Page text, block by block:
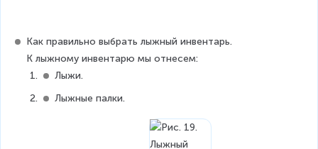
Как правильно выбрать лыжный инвентарь.
К лыжному инвентарю мы отнесем:
Лыжи.
Лыжные палки.